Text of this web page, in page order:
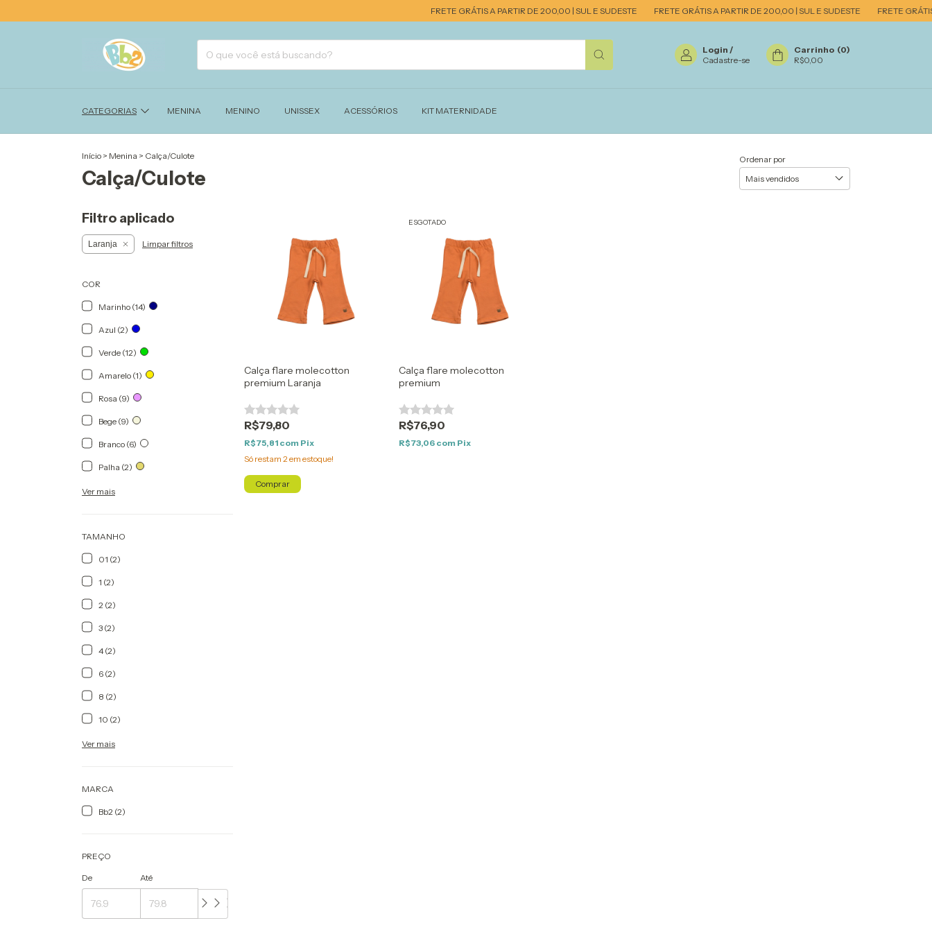
FRETE GRÁTIS A PARTIR DE 200,00 | SUL E SUDESTE FRETE GRÁTIS A PARTIR DE 200,00 | SUL E SUDESTE FRETE GRÁTIS
Login /
Cadastre-se
Carrinho (0)
R$0,00
CATEGORIAS MENINA MENINO UNISSEX ACESSÓRIOS KIT MATERNIDADE
Início > Menina > Calça/Culote
Calça/Culote
Ordenar por
Filtro aplicado
Laranja Limpar filtros
COR
Marinho (14)
Azul (2)
Verde (12)
Amarelo (1)
Rosa (9)
Bege (9)
Branco (6)
Palha (2)
Ver mais
TAMANHO
01 (2)
1 (2)
2 (2)
3 (2)
4 (2)
6 (2)
8 (2)
10 (2)
Ver mais
MARCA
Bb2 (2)
PREÇO
De Até
Calça flare molecotton
premium Laranja
R$79,80
R$75,81 com Pix
Só restam2em estoque!
Comprar
ESGOTADO
Calça flare molecotton
premium
R$76,90
R$73,06 com Pix